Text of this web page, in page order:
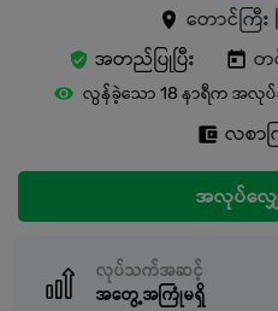
တောင်ကြီး
အတည်ပြုပြီး
တ
လွန်ခဲ့သော 18 နာရီက အလု
လစာ
အလုပ်လျှ
လုပ်သက်အဆင့်
အတွေ့အကြုံမရှိ